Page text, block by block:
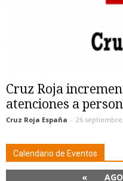
Cruz Roja
atenciones a
Cruz Roja España - 26
Calendario de Eventos
«